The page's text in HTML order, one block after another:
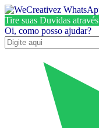
Tire suas Duvidas
Oi, como posso ajudar?